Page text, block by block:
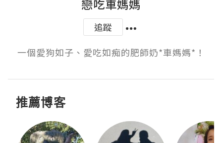
戀吃車媽媽
追蹤
一個愛狗如子、愛吃如痴的肥師奶*車媽媽*！
推薦博客